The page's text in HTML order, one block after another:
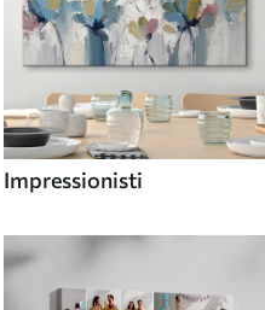
Impressionisti